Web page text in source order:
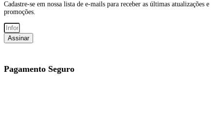
Cadastre-se em nossa lista de e-mails para receber as últimas atualizações e
promoções.
Assinar
Pagamento Seguro